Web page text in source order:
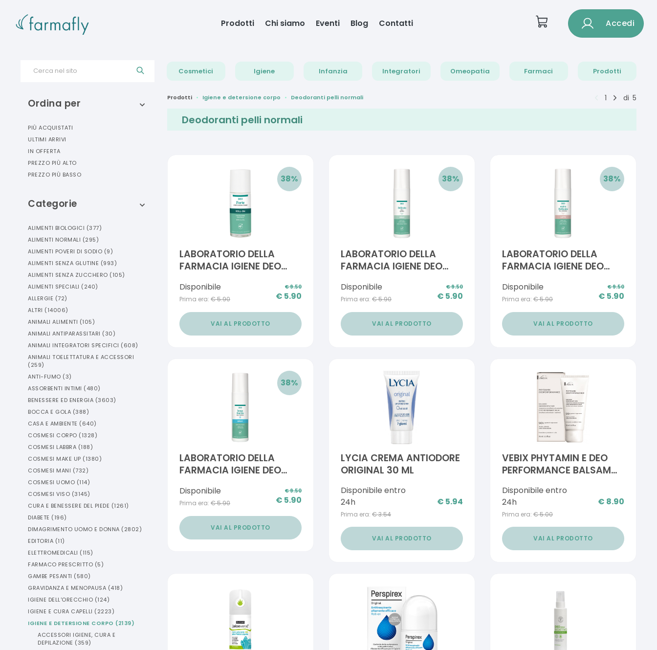
Prodotti Chi siamo Eventi Blog Contatti Accedi
Cerca nel sito Cosmetici Igiene Infanzia Integratori Omeopatia Farmaci Prodotti
Ordina per
PIÙ ACQUISTATI
ULTIMI ARRIVI
IN OFFERTA
PREZZO PIÙ ALTO
PREZZO PIÙ BASSO
Categorie
ALIMENTI BIOLOGICI (377)
ALIMENTI NORMALI (295)
ALIMENTI POVERI DI SODIO (9)
ALIMENTI SENZA GLUTINE (993)
ALIMENTI SENZA ZUCCHERO (105)
ALIMENTI SPECIALI (240)
ALLERGIE (72)
ALTRI (14006)
ANIMALI ALIMENTI (105)
ANIMALI ANTIPARASSITARI (30)
ANIMALI INTEGRATORI SPECIFICI (608)
ANIMALI TOELETTATURA E ACCESSORI
(259)
ANTI-FUMO (3)
ASSORBENTI INTIMI (480)
BENESSERE ED ENERGIA (3603)
BOCCA E GOLA (388)
CASA E AMBIENTE (640)
COSMESI CORPO (1328)
COSMESI LABBRA (188)
COSMESI MAKE UP (1380)
COSMESI MANI (732)
COSMESI UOMO (114)
COSMESI VISO (3145)
CURA E BENESSERE DEL PIEDE (1261)
DIABETE (196)
DIMAGRIMENTO UOMO E DONNA (2802)
EDITORIA (11)
ELETTROMEDICALI (115)
FARMACO PRESCRITTO (5)
GAMBE PESANTI (580)
GRAVIDANZA E MENOPAUSA (418)
IGIENE DELL'ORECCHIO (124)
IGIENE E CURA CAPELLI (2223)
IGIENE E DETERSIONE CORPO (2139)
ACCESSORI IGIENE, CURA E
DEPILAZIONE (359)
Prodotti Igiene e detersione corpo Deodoranti pelli normali 1 di 5
Deodoranti pelli normali
38%
LABORATORIO DELLA
FARMACIA IGIENE DEO
ROLL ON 50 ML
Disponibile
Prima era: €5.90
€9.50
€ 5.90
VAI AL PRODOTTO
38%
LABORATORIO DELLA
FARMACIA IGIENE DEO
SPRAY 100 ML
Disponibile
Prima era: €5.90
€9.50
€ 5.90
VAI AL PRODOTTO
38%
LABORATORIO DELLA
FARMACIA IGIENE DEO
SENSIBILI LATTE 100 ML
Disponibile
Prima era: €5.90
€9.50
€ 5.90
VAI AL PRODOTTO
38%
LABORATORIO DELLA
FARMACIA IGIENE DEO
NORMALI SPRAY 100 ML
Disponibile
Prima era: €5.90
€9.50
€ 5.90
VAI AL PRODOTTO
LYCIA CREMA ANTIODORE
ORIGINAL 30 ML
Disponibile entro
24h
Prima era: €3.54
€ 5.94
VAI AL PRODOTTO
VEBIX PHYTAMIN E DEO
PERFORMANCE BALSAMO
Disponibile entro
24h
Prima era: €5.00
€ 8.90
VAI AL PRODOTTO